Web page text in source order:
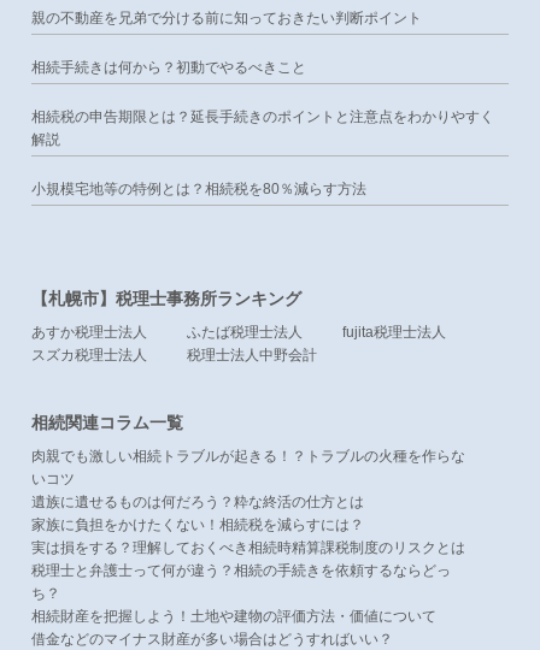
親の不動産を兄弟で分ける前に知っておきたい判断ポイント
相続手続きは何から？初動でやるべきこと
相続税の申告期限とは？延長手続きのポイントと注意点をわかりやすく
解説
小規模宅地等の特例とは？相続税を80％減らす方法
【札幌市】税理士事務所ランキング
あすか税理士法人 ふたば税理士法人
fujita税理士法人
スズカ税理士法人
税理士法人中野会計
相続関連コラム一覧
肉親でも激しい相続トラブルが起きる！？トラブルの火種を作らな
いコツ
遺族に遺せるものは何だろう？粋な終活の仕方とは
家族に負担をかけたくない！相続税を減らすには？
実は損をする？理解しておくべき相続時精算課税制度のリスクとは
税理士と弁護士って何が違う？相続の手続きを依頼するならどっ
ち？
相続財産を把握しよう！土地や建物の評価方法・価値について
借金などのマイナス財産が多い場合はどうすればいい？